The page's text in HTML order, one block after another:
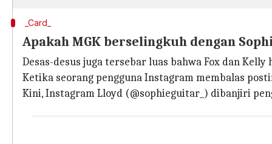
_Card_
Apakah MGK berselingkuh dengan
Desas-desus juga tersebar luas bahwa Fox dan
Ketika seorang pengguna Instagram membalas
Kini, Instagram Lloyd (@sophieguitar_) dibanjiri